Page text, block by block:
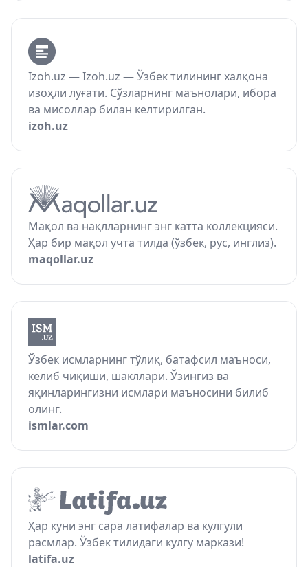
Izoh.uz — Izoh.uz — Ўзбек тилининг халқона
изоҳли луғати. Сўзларнинг маънолари, ибора
ва мисоллар билан келтирилган.
izoh.uz
Мақол ва нақлларнинг энг катта коллекцияси.
Ҳар бир мақол учта тилда (ўзбек, рус, инглиз).
maqollar.uz
Ўзбек исмларнинг тўлиқ, батафсил маъноси,
келиб чиқиши, шакллари. Ўзингиз ва
яқинларингизни исмлари маъносини билиб
олинг.
ismlar.com
Ҳар куни энг сара латифалар ва кулгули
расмлар. Ўзбек тилидаги кулгу маркази!
latifa.uz